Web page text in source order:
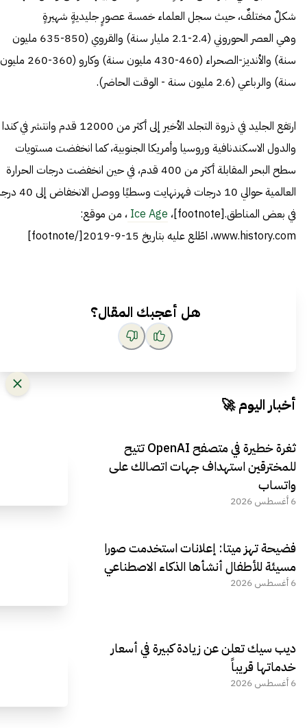
شكلٌ مختلفٌ، حيث سجل العلماء خمسة عصورٍ جليديةٍ شهيرةٍ
وهي العصر الحوروني (2.4-2.1 مليار سنة) والقروي (850-635 مليون
سنة) والأنديز-الصحراء (460-430 مليون سنة) وكارو (360-260 مليون
سنة) والرباعي (2.6 مليون سنة - الوقت الحاضر).
ارتفع الجليد في ذروة التجلد الأخير إلى أكثر من 12000 قدم وانتشر في كندا
والدول الاسكندنافية وروسيا وأمريكا الجنوبية، كما انخفضت مستويات
سطح البحر المقابلة أكثر من 400 قدم، في حين انخفضت درجات الحرارة
العالمية حوالي 10 درجات فهرنهايت وسطيًا
في بعض المناطق.[footnote]،
Ice Age ، من موقع:
www.history.com، اطّلع عليه بتاريخ 15-9-2019[/footnote]
هل أعجبك المقال؟
أخبار اليوم 🚀
ثغرة خطيرة في متصفح OpenAI تتيح
للمخترقين استهداف جهات اتصالك على
واتساب
6 أغسطس 2026
فضيحة تهز ميتا: إعلانات استخدمت صورا
مسيئة للأطفال أنشأها الذكاء الاصطناعي
6 أغسطس 2026
ديب سيك تعلن عن زيادة كبيرة في أسعار
خدماتها قريباً
6 أغسطس 2026